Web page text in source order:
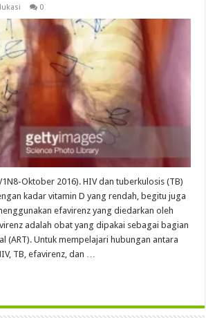
0
Oktober 2016). HIV dan tuberkulosis (TB)
kadar vitamin D yang rendah, begitu juga
efavirenz yang diedarkan oleh
adalah obat yang dipakai sebagai bagian
(ART). Untuk mempelajari hubungan antara
TB, efavirenz, dan …